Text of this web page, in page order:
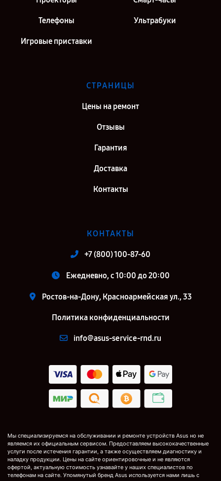
Телефоны Ультрабуки
Игровые приставки
СТРАНИЦЫ
Цены на ремонт
Отзывы
Гарантия
Доставка
Контакты
КОНТАКТЫ
+7 (800) 100-87-60
Ежедневно, с 10:00 до 20:00
Ростов-на-Дону, Красноармейская ул., 33
Политика конфиденциальности
info@asus-service-rnd.ru
Мы специализируемся на обслуживании и ремонте устройств Asus но не
являемся их официальным сервисом. Предоставляем высококачественные
услуги после истечения гарантии, а также осуществляем диагностику и
наладку продукции. Цены на сайте ориентировочные и не являются
офертой, актуальную стоимость узнавайте у наших специалистов по
телефонам на сайте. Упомянутый бренд Asus используется нами лишь с